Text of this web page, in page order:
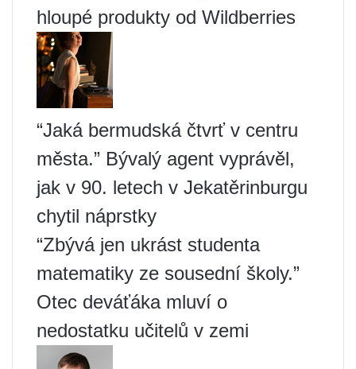
hloupé produkty od Wildberries
“Jaká bermudská čtvrť v centru
města.” Bývalý agent vyprávěl,
jak v 90. letech v Jekatěrinburgu
chytil náprstky
“Zbývá jen ukrást studenta
matematiky ze sousední školy.”
Otec deváťáka mluví o
nedostatku učitelů v zemi